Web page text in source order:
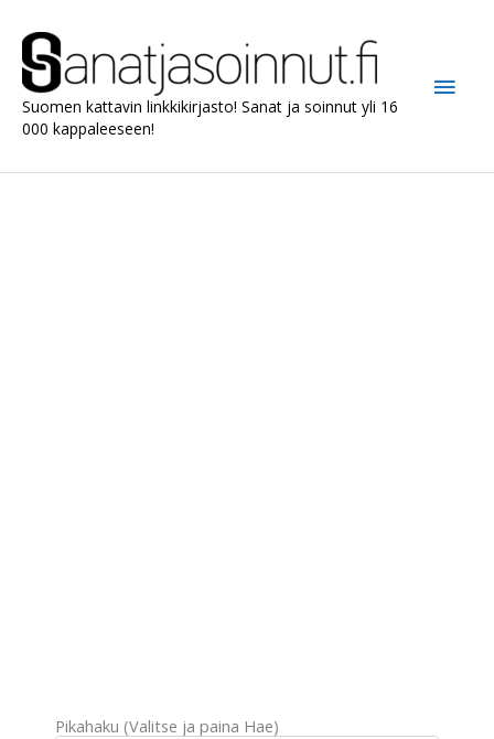
sisältöön
Suomen kattavin linkkikirjasto! Sanat ja soinnut yli 16
000 kappaleeseen!
Pikahaku (Valitse ja paina Hae)